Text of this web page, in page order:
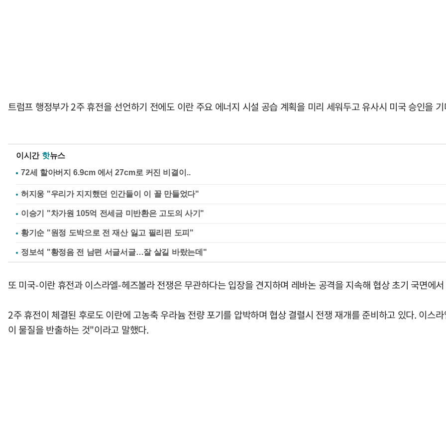
트럼프 행정부가 2주 휴전을 선언하기 전에도 이란 주요 에너지 시설 공습 계획을 미리 세워두고 유사시 미국 승인을
이시간 핫뉴스
허지웅 "우리가 지지했던 인간들이 이 꼴 만들었다"
이승기 "차가원 105억 전세금 미반환은 고도의 사기"
황기순 "원정 도박으로 전 재산 잃고 필리핀 도피"
정보석 "황정음 전 남편 서글서글…잘 살길 바랐는데"
또 미국-이란 휴전과 이스라엘-헤즈볼라 전쟁은 무관하다는 입장을 견지하며 레바논 공격을 지속해 협상 초기 국면에
2주 휴전이 체결된 후로도 이란에 고농축 우라늄 전량 포기를 압박하며 협상 결렬시 전쟁 재개를 준비하고 있다. 이스
이 물질을 반출하는 것"이라고 말했다.